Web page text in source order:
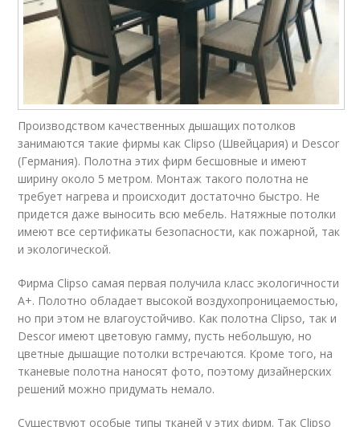
Производством качественных дышащих потолков
занимаются такие фирмы как Clipso (Швейцария) и Descor
(Германия). Полотна этих фирм бесшовные и имеют
ширину около 5 метром. Монтаж такого полотна не
требует нагрева и происходит достаточно быстро. Не
придется даже выносить всю мебель. Натяжные потолки
имеют все сертификаты безопасности, как пожарной, так
и экологической.
Фирма Clipso самая первая получила класс экологичности
А+. Полотно обладает высокой воздухопроницаемостью,
но при этом не влагоустойчиво. Как полотна Clipso, так и
Descor имеют цветовую гамму, пусть небольшую, но
цветные дышащие потолки встречаются. Кроме того, на
тканевые полотна наносят фото, поэтому дизайнерских
решений можно придумать немало.
Существуют особые типы тканей у этих фирм. Так Clipso